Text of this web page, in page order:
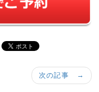
次の記事 →